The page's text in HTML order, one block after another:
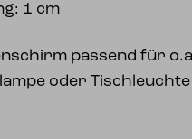
1 cm
passend für
oder Tischleuchte